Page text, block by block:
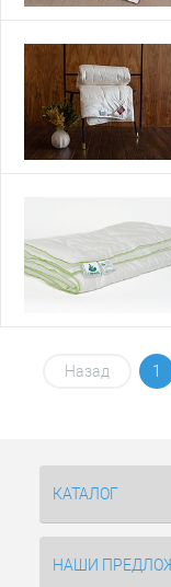
Назад 1
КАТАЛОГ
НАШИ